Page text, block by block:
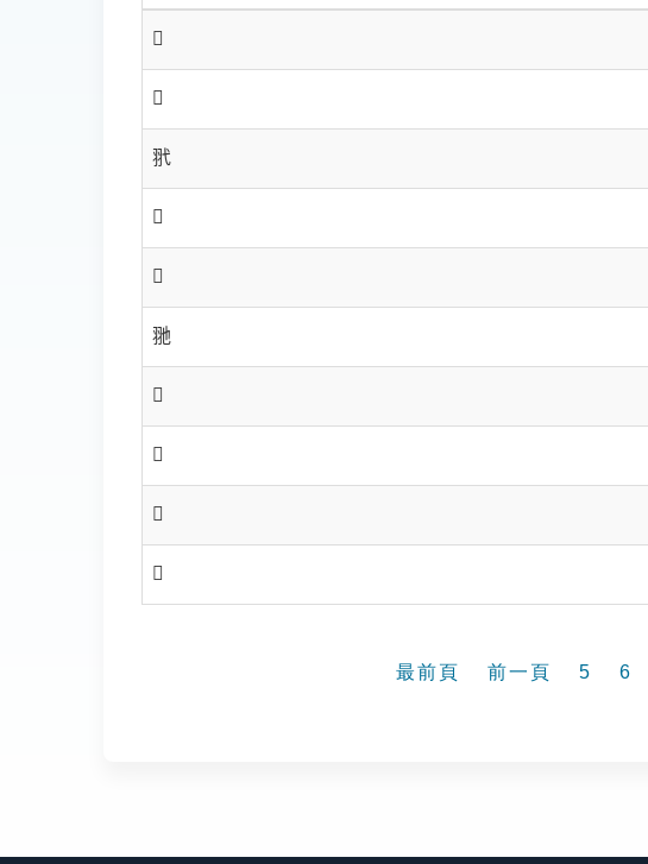
𦏲
𦏴
𦏵
𦏶
𦏷
𦏸
𦏹
𦏺
𦏻
𦏼
最前頁 前一頁 5 6